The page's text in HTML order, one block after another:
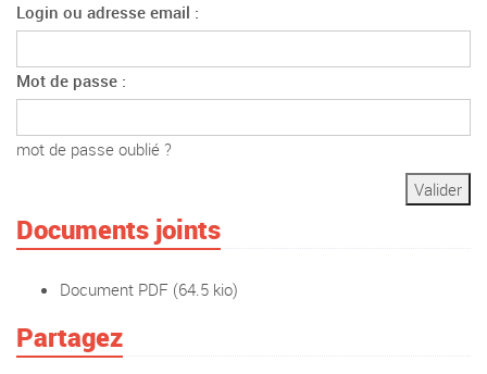
Login ou adresse email :
Mot de passe :
mot de passe oublié ?
Documents joints
Document PDF (64.5 kio)
Partagez